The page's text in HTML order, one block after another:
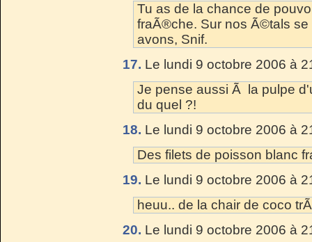
Tu as de la chance de
fraÃ®che. Sur nos Ã©tals
avons, Snif.
17. Le lundi 9 octobre 2006 à
Je pense aussi Ã la pulpe
du quel ?!
18. Le lundi 9 octobre 2006 à
Des filets de poisson blanc
19. Le lundi 9 octobre 2006 à
heuu.. de la chair de coco
20. Le lundi 9 octobre 2006 à